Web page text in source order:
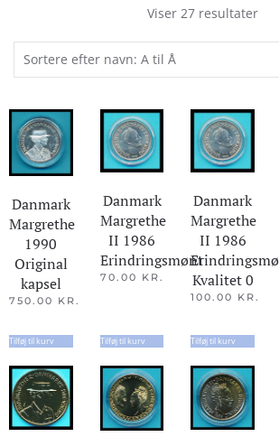
Viser 27 resultater
Danmark
Margrethe
1990
Original
kapsel
750.00 KR.
Tilføj til kurv
Danmark
Margrethe
II 1986
Erindringsmønt
70.00 KR.
Tilføj til kurv
Danmark
Margrethe
II 1986
Kvalitet 0
100.00 KR.
Tilføj til kurv